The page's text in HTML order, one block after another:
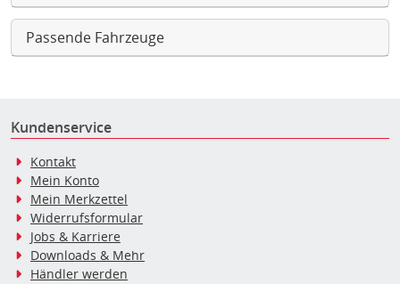
Passende Fahrzeuge
Kundenservice
Kontakt
Mein Konto
Mein Merkzettel
Widerrufsformular
Jobs & Karriere
Downloads & Mehr
Händler werden